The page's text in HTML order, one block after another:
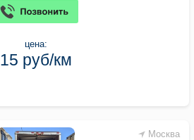
цена:
15 руб/км
Москва